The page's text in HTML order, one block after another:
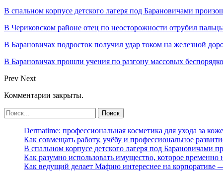
В спальном корпусе детского лагеря под Барановичами
В Чериковском районе отец по неосторожности отрубил
В Барановичах подросток получил удар током на железной
В Барановичах прошли учения по разгону массовых
Prev Next
Комментарии закрыты.
Dermatime: профессиональная косметика для ухода за
Как совмещать работу, учёбу и профессиональное
В спальном корпусе детского лагеря под Барановичами
Как разумно использовать имущество, которое временно
Как ведущий делает Мафию интереснее на корпоративе